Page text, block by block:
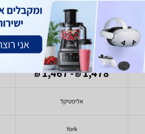
York Solo
1,478
₪
- 1,467
₪
אליפטיקל
York